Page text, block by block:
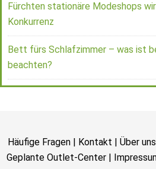
Fürchten stationäre Modeshops
Konkurrenz
Bett fürs Schlafzimmer – was ist
beachten?
Häufige Fragen | Kontakt | Über uns
Geplante Outlet-Center|